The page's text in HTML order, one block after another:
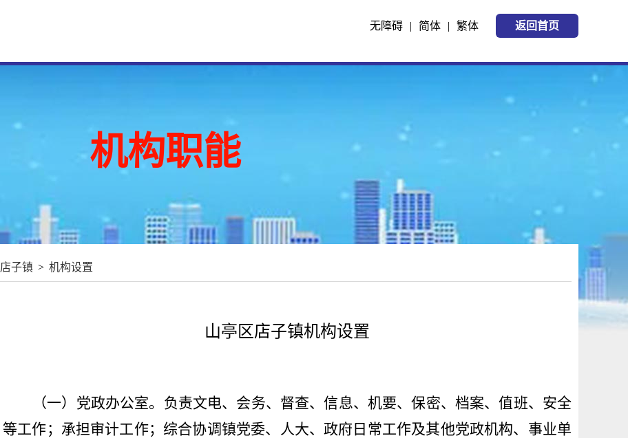
返回首页
繁体
|
简体
|
无障碍
机构职能
店子镇 > 机构设置
山亭区店子镇机构设置
（一）党政办公室。 负责文电、会务、督查、信息、机要、保密、档案、值班、安全
等工作；承担审计工作； 综合协调镇党委、人大、政府日常工作及其他党政机构、事业单